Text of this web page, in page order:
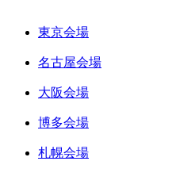
東京会場
名古屋会場
大阪会場
博多会場
札幌会場